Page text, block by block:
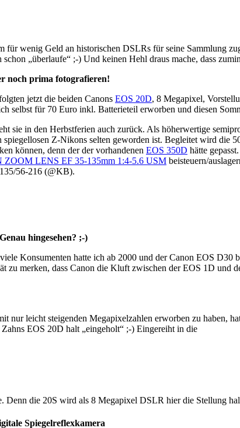
für wenig Geld an historischen DSLRs für seine Sammlung
„überlaufe“ ;-) Und keinen Hehl draus mache, dass
noch prima fotografieren!
jetzt die beiden Canons EOS 20D, 8 Megapixel,
selbst für 70 Euro inkl. Batterieteil erworben und diesen
sie in den Herbstferien auch zurück. Als höherwertige
Z-Nikons selten geworden ist. Begleitet wird die
können, denn der der vorhandenen EOS 350D hätte
ZOOM LENS EF 35-135mm 1:4-5.6 USM beisteuern/
56-216 (@KB).
hingesehen? ;-)
Konsumenten hatte ich ab 2000 und der Canon EOS
zu merken, dass Canon die Kluft zwischen der EOS 1D
nur leicht steigenden Megapixelzahlen erworben zu haben,
EOS 20D halt „eingeholt“ ;-) Eingereiht in die
Denn die 20S wird als 8 Megapixel DSLR hier die Stellung
Spiegelreflexkamera